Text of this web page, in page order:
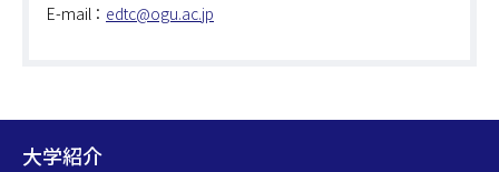
E-mail ： edtc@ogu.ac.jp
大学紹介